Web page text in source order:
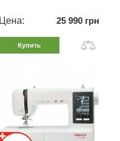
Цена: 25 990 грн
Купить